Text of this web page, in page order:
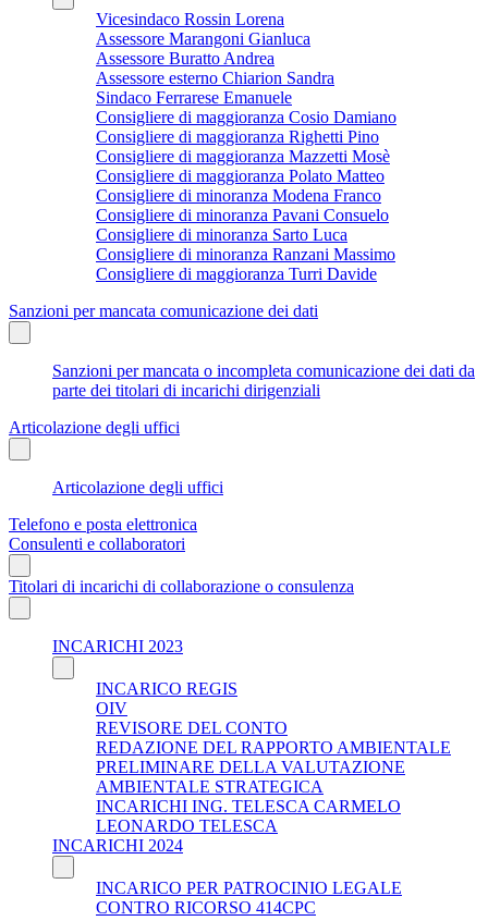
Vicesindaco Rossin Lorena
Assessore Marangoni Gianluca
Assessore Buratto Andrea
Assessore esterno Chiarion Sandra
Sindaco Ferrarese Emanuele
Consigliere di maggioranza Cosio Damiano
Consigliere di maggioranza Righetti Pino
Consigliere di maggioranza Mazzetti Mosè
Consigliere di maggioranza Polato Matteo
Consigliere di minoranza Modena Franco
Consigliere di minoranza Pavani Consuelo
Consigliere di minoranza Sarto Luca
Consigliere di minoranza Ranzani Massimo
Consigliere di maggioranza Turri Davide
Sanzioni per mancata comunicazione dei dati
Sanzioni per mancata o incompleta comunicazione dei dati da
parte dei titolari di incarichi dirigenziali
Articolazione degli uffici
Articolazione degli uffici
Telefono e posta elettronica
Consulenti e collaboratori
Titolari di incarichi di collaborazione o consulenza
INCARICHI 2023
INCARICO REGIS
OIV
REVISORE DEL CONTO
REDAZIONE DEL RAPPORTO AMBIENTALE
PRELIMINARE DELLA VALUTAZIONE
AMBIENTALE STRATEGICA
INCARICHI ING. TELESCA CARMELO
LEONARDO TELESCA
INCARICHI 2024
INCARICO PER PATROCINIO LEGALE
CONTRO RICORSO 414CPC